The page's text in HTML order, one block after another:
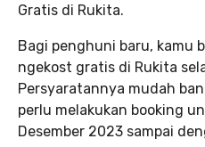
Gratis di Rukita.
Bagi penghuni baru, kamu
ngekost gratis di Rukita
Persyaratannya mudah
perlu melakukan booking
Desember 2023 sampai